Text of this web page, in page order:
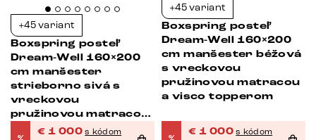
+45 variant
Boxspring posteľ
Dream-Well 160×200
cm manšester
strieborno sivá s
vreckovou
pružinovou matracou
a topperom Visco
€ 1 000 s kódom
+45 variant
Boxspring posteľ
Dream-Well 160×200
cm manšester béžová
s vreckovou
pružinovou matracou
a visco topperom
€ 1 000 s kódom